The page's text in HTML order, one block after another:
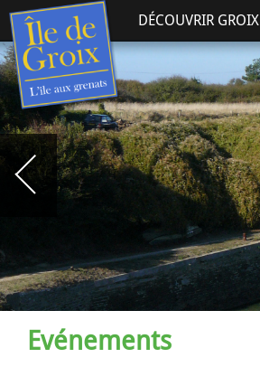
DÉCOUVRIR GROIX
Evénements